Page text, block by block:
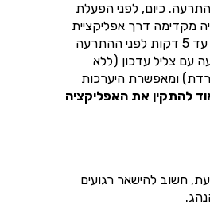
כיום, לפני הפעלת
מקדימה דרך אפליקציית
פיקוד העורף – כ-3 עד 5 דקות לפני ההתרעה
עם צליל עדכון (ללא
ומאפשרת היערכות
להתקין את האפליקציה
חשוב להישאר רגועים